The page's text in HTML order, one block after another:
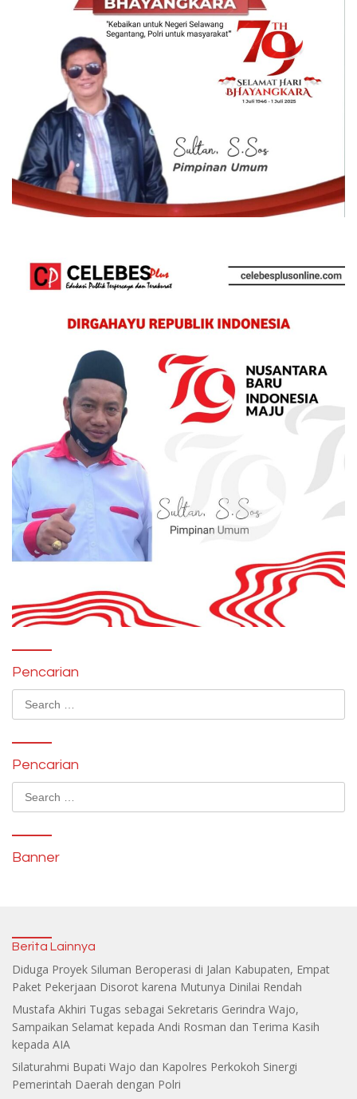
Pencarian
Pencarian
Banner
Berita Lainnya
Diduga Proyek Siluman Beroperasi di Jalan Kabupaten, Empat
Paket Pekerjaan Disorot karena Mutunya Dinilai Rendah
Mustafa Akhiri Tugas sebagai Sekretaris Gerindra Wajo,
Sampaikan Selamat kepada Andi Rosman dan Terima Kasih
kepada AIA
Silaturahmi Bupati Wajo dan Kapolres Perkokoh Sinergi
Pemerintah Daerah dengan Polri